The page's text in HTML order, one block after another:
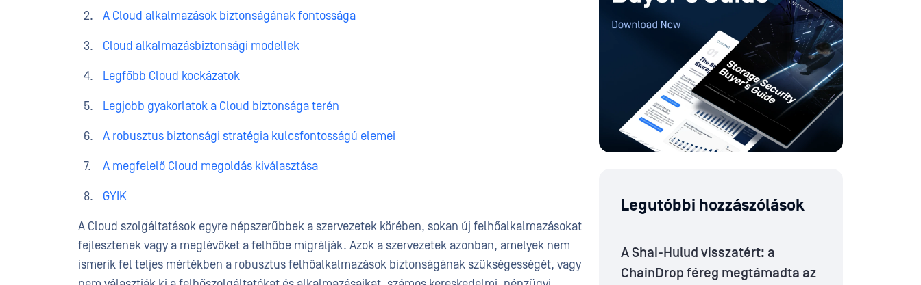
A Cloud alkalmazások biztonságának fontossága
Cloud alkalmazásbiztonsági modellek
Legfőbb Cloud kockázatok
Legjobb gyakorlatok a Cloud biztonsága terén
A robusztus biztonsági stratégia kulcsfontosságú elemei
A megfelelő Cloud megoldás kiválasztása
GYIK
A Cloud szolgáltatások egyre népszerűbbek a szervezetek körében, sokan új felhőalkalmazásokat
fejlesztenek vagy a meglévőket a felhőbe migrálják. Azok a szervezetek azonban, amelyek nem
ismerik fel teljes mértékben a robusztus felhőalkalmazások biztonságának szükségességét, vagy
Legutóbbi hozzászólások
A Shai-Hulud visszatért: a
ChainDrop féreg megtámadta az